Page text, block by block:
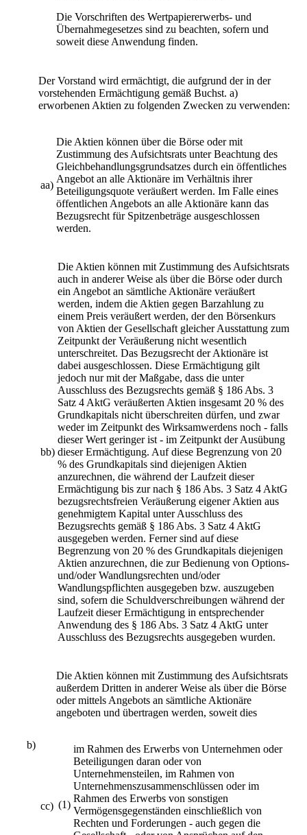
Die Vorschriften des Wertpapiererwerbs- und
Übernahmegesetzes sind zu beachten, sofern und
soweit diese Anwendung finden.
b)
Der Vorstand wird ermächtigt, die aufgrund der in der
vorstehenden Ermächtigung gemäß Buchst. a)
erworbenen Aktien zu folgenden Zwecken zu verwenden:
aa)
Die Aktien können über die Börse oder mit
Zustimmung des Aufsichtsrats unter Beachtung des
Gleichbehandlungsgrundsatzes durch ein öffentliches
Angebot an alle Aktionäre im Verhältnis ihrer
Beteiligungsquote veräußert werden. Im Falle eines
öffentlichen Angebots an alle Aktionäre kann das
Bezugsrecht für Spitzenbeträge ausgeschlossen
werden.
bb)
Die Aktien können mit Zustimmung des Aufsichtsrats
auch in anderer Weise als über die Börse oder durch
ein Angebot an sämtliche Aktionäre veräußert
werden, indem die Aktien gegen Barzahlung zu
einem Preis veräußert werden, der den Börsenkurs
von Aktien der Gesellschaft gleicher Ausstattung zum
Zeitpunkt der Veräußerung nicht wesentlich
unterschreitet. Das Bezugsrecht der Aktionäre ist
dabei ausgeschlossen. Diese Ermächtigung gilt
jedoch nur mit der Maßgabe, dass die unter
Ausschluss des Bezugsrechts gemäß § 186 Abs. 3
Satz 4 AktG veräußerten Aktien insgesamt 20 % des
Grundkapitals nicht überschreiten dürfen, und zwar
weder im Zeitpunkt des Wirksamwerdens noch - falls
dieser Wert geringer ist - im Zeitpunkt der Ausübung
dieser Ermächtigung. Auf diese Begrenzung von 20
% des Grundkapitals sind diejenigen Aktien
anzurechnen, die während der Laufzeit dieser
Ermächtigung bis zur nach § 186 Abs. 3 Satz 4 AktG
bezugsrechtsfreien Veräußerung eigener Aktien aus
genehmigtem Kapital unter Ausschluss des
Bezugsrechts gemäß § 186 Abs. 3 Satz 4 AktG
ausgegeben werden. Ferner sind auf diese
Begrenzung von 20 % des Grundkapitals diejenigen
Aktien anzurechnen, die zur Bedienung von Options-
und/oder Wandlungsrechten und/oder
Wandlungspflichten ausgegeben bzw. auszugeben
sind, sofern die Schuldverschreibungen während der
Laufzeit dieser Ermächtigung in entsprechender
Anwendung des § 186 Abs. 3 Satz 4 AktG unter
Ausschluss des Bezugsrechts ausgegeben wurden.
cc)
Die Aktien können mit Zustimmung des Aufsichtsrats
außerdem Dritten in anderer Weise als über die Börse
oder mittels Angebots an sämtliche Aktionäre
angeboten und übertragen werden, soweit dies
(1)
im Rahmen des Erwerbs von Unternehmen oder
Beteiligungen daran oder von
Unternehmensteilen, im Rahmen von
Unternehmenszusammenschlüssen oder im
Rahmen des Erwerbs von sonstigen
Vermögensgegenständen einschließlich von
Rechten und Forderungen - auch gegen die